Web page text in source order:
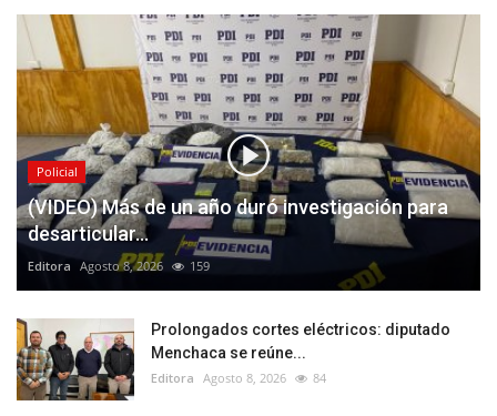
Policial
(VIDEO) Más de un año duró investigación para
desarticular...
Editora Agosto 8, 2026 159
Prolongados cortes eléctricos: diputado
Menchaca se reúne...
Editora Agosto 8, 2026 84